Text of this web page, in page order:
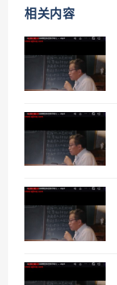
相关内容